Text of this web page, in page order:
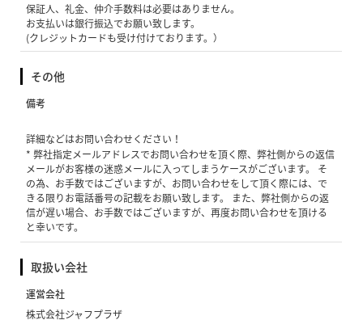
保証人、礼金、仲介手数料は必要はありません。
お支払いは銀行振込でお願い致します。
(クレジットカードも受け付けております。）
その他
備考
詳細などはお問い合わせください！
* 弊社指定メールアドレスでお問い合わせを頂く際、弊社側からの返信
メールがお客様の迷惑メールに入ってしまうケースがございます。 そ
の為、お手数ではございますが、お問い合わせをして頂く際には、で
きる限りお電話番号の記載をお願い致します。 また、弊社側からの返
信が遅い場合、お手数ではございますが、再度お問い合わせを頂ける
と幸いです。
取扱い会社
運営会社
株式会社ジャフプラザ